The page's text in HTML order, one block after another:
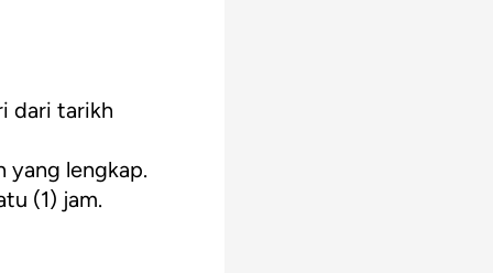
dari tarikh
yang lengkap.
(1) jam.